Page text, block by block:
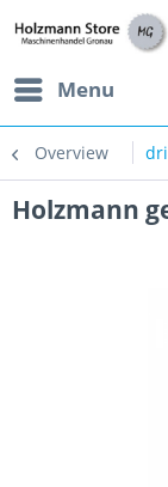
Menu
Overview
Holzmann